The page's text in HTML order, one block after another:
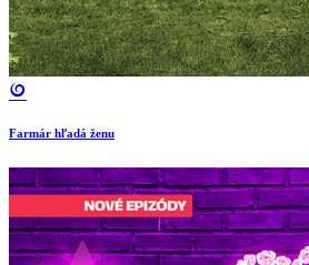
Farmár hľadá ženu